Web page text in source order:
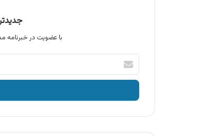
با عضویت در خبرنامه
آدرس
ایمیل
خود
وارد